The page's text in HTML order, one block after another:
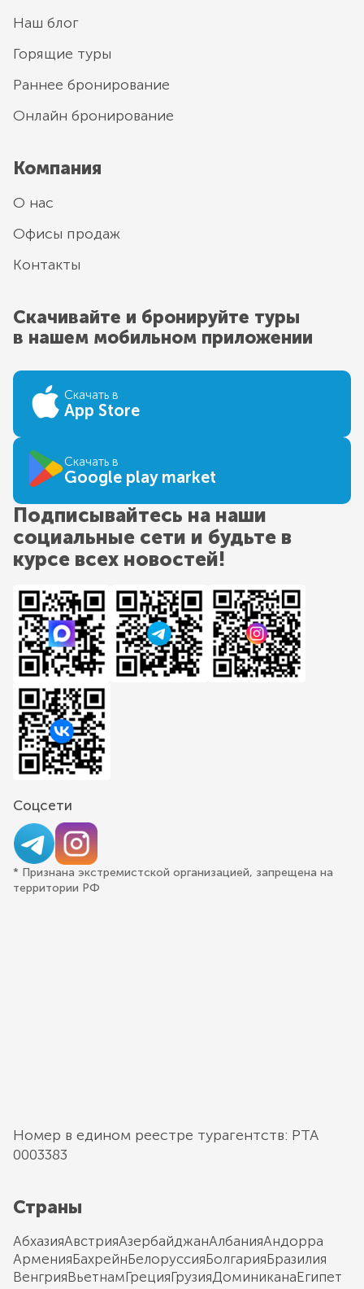
Наш блог
Горящие туры
Раннее бронирование
Онлайн бронирование
Компания
О нас
Офисы продаж
Контакты
Скачивайте и бронируйте туры
в нашем мобильном приложении
Скачать в
App Store
Скачать в
Google play market
Подписывайтесь на наши
социальные сети и будьте в
курсе всех новостей!
Соцсети
* Признана экстремистской организацией, запрещена на
территории РФ
Номер в едином реестре турагентств: РТА
0003383
Страны
АбхазияАвстрияАзербайджанАлбанияАндорра
АрменияБахрейнБелоруссияБолгарияБразилия
ВенгрияВьетнамГрецияГрузияДоминиканаЕгипет